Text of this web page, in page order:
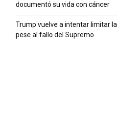
documentó su vida con cáncer
Trump vuelve a intentar limitar
pese al fallo del Supremo